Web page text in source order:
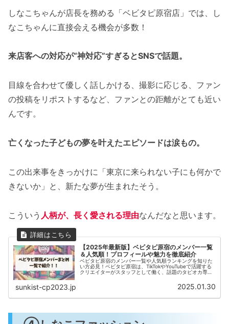
しなこちゃんが店長を務める「ベビタピ原宿店」では、し
なこちゃんに直接会える機会が多数！
来店客への対応が“神対応”すぎるとSNSで話題。
目線を合わせて優しく話しかける、撮影に応じる、ファン
の投稿をリポストするなど、ファンとの距離がとても近い
んです。
亡くなった子どもの夢を叶えたエピソードは涙もの。
この出来事をきっかけに「東京に来られない子にも何かで
きないか」と、新たな夢が生まれたそう。
こういう 人柄が、長く愛される理由なんだなと思います。
【2025年最新版】ベビタピ原宿のメンバー一覧
＆人気順！プロフィールや魅力を徹底紹介
ベビタピ原宿のメンバー一覧や人気順ランキングを知りた
い方必見！ベビタピ原宿は、TikTokやYouTubeで活躍する
クリエイターがスタッフとして働く、話題のタピオカ専門
sunkist-cp2023.jp 2025.01.30